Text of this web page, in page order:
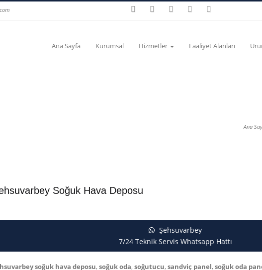
Ana Sayfa Kurumsal Hizmetler Faaliyet Alanları
Ana
Soğuk Hava Deposu
Şehsuvarbey
7/24 Teknik Servis Whatsapp Hattı
soğuk hava deposu,soğuk oda,soğutucu,sandviç panel,soğuk oda